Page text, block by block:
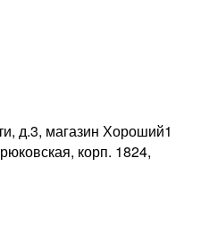
д.3, магазин Хороший1
корп. 1824,